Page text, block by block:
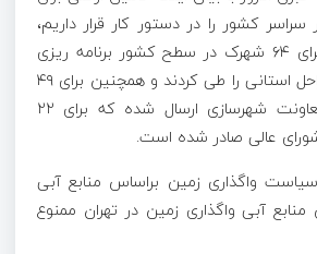
در سراسر کشور را در دستور کار قرار داریم،
گفت: تامین زمین برای ۶۴ شهرک در سطح کشور برنامه ریزی
شده و ۵۶ شهرک مراحل استانی را طی کردند و همچنین برای ۴٩
شهرک، طرح‌ها به معاونت شهرسازی ارسال شده که برای ٢٢
عالی صادر شده است.
واگذاری زمین براساس منابع آبی
آبی واگذاری زمین در تهران ممنوع